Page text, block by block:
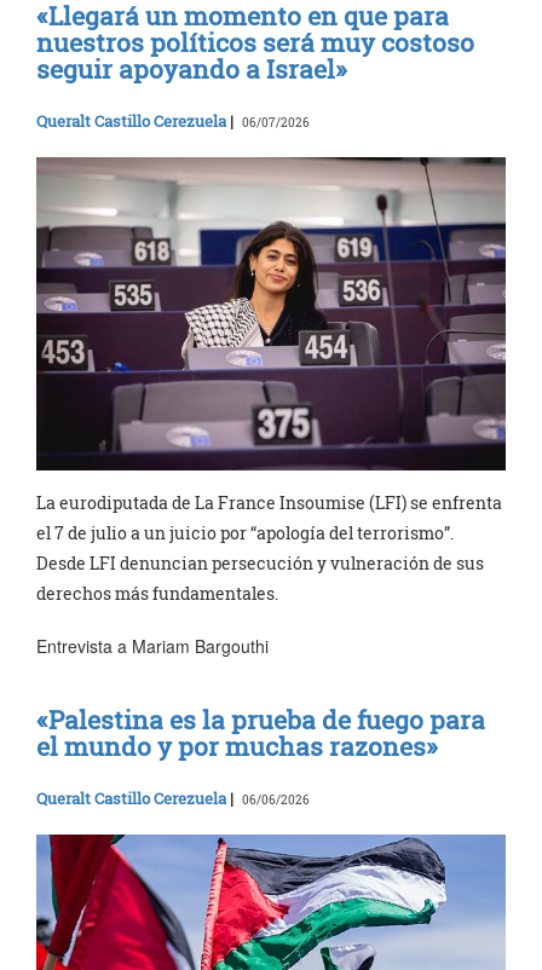
«Llegará un momento en que para
nuestros políticos será muy costoso
seguir apoyando a Israel»
Queralt Castillo Cerezuela| 06/07/2026
La eurodiputada de La France Insoumise (LFI) se enfrenta
el 7 de julio a un juicio por “apología del terrorismo”.
Desde LFI denuncian persecución y vulneración de sus
derechos más fundamentales.
Entrevista a Mariam Bargouthi
«Palestina es la prueba de fuego para
el mundo y por muchas razones»
Queralt Castillo Cerezuela | 06/06/2026